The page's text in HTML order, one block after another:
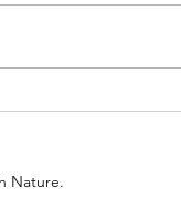
Nature.